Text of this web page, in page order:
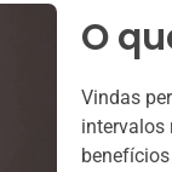
O
Vindas
intervalos